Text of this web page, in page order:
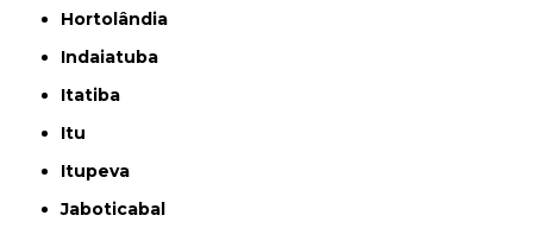
Hortolândia
Indaiatuba
Itatiba
Itu
Itupeva
Jaboticabal